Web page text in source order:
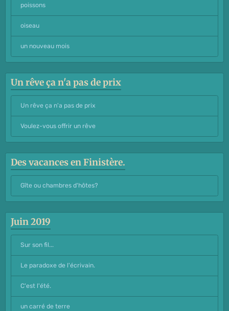
poissons
oiseau
un nouveau mois
Un rêve ça n'a pas de prix
Un rêve ça n'a pas de prix
Voulez-vous offrir un rêve
Des vacances en Finistère.
Gîte ou chambres d'hôtes?
Juin 2019
Sur son fil...
Le paradoxe de l'écrivain.
C'est l'été.
un carré de terre